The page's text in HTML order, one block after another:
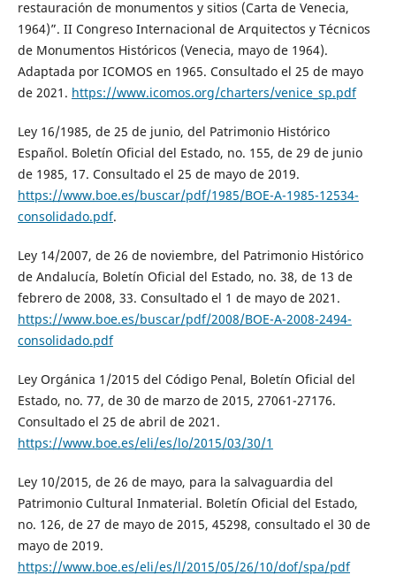
restauración de monumentos y sitios (Carta de Venecia,
1964)”. II Congreso Internacional de Arquitectos y Técnicos
de Monumentos Históricos (Venecia, mayo de 1964).
Adaptada por ICOMOS en 1965. Consultado el 25 de mayo
de 2021. https://www.icomos.org/charters/venice_sp.pdf
Ley 16/1985, de 25 de junio, del Patrimonio Histórico
Español. Boletín Oficial del Estado, no. 155, de 29 de junio
de 1985, 17. Consultado el 25 de mayo de 2019.
https://www.boe.es/buscar/pdf/1985/BOE-A-1985-12534-
consolidado.pdf.
Ley 14/2007, de 26 de noviembre, del Patrimonio Histórico
de Andalucía, Boletín Oficial del Estado, no. 38, de 13 de
febrero de 2008, 33. Consultado el 1 de mayo de 2021.
https://www.boe.es/buscar/pdf/2008/BOE-A-2008-2494-
consolidado.pdf
Ley Orgánica 1/2015 del Código Penal, Boletín Oficial del
Estado, no. 77, de 30 de marzo de 2015, 27061-27176.
Consultado el 25 de abril de 2021.
https://www.boe.es/eli/es/lo/2015/03/30/1
Ley 10/2015, de 26 de mayo, para la salvaguardia del
Patrimonio Cultural Inmaterial. Boletín Oficial del Estado,
no. 126, de 27 de mayo de 2015, 45298, consultado el 30 de
mayo de 2019.
https://www.boe.es/eli/es/l/2015/05/26/10/dof/spa/pdf